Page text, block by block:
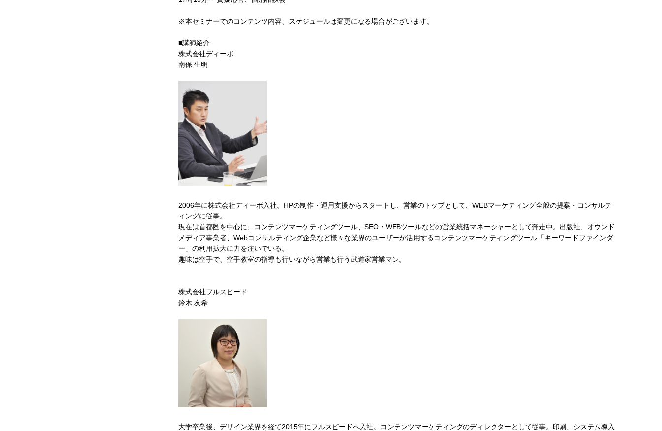
※本セミナーでのコンテンツ内容、スケジュールは変更になる場合がございます。
■講師紹介
株式会社ディーボ
南保 生明
2006年に株式会社ディーボ入社。HPの制作・運用支援からスタートし、営業のトップとして、WEBマーケティング全般の提案・コンサルテ
ィングに従事。
現在は首都圏を中心に、コンテンツマーケティングツール、SEO・WEBツールなどの営業統括マネージャーとして奔走中。出版社、オウンド
メディア事業者、Webコンサルティング企業など様々な業界のユーザーが活用するコンテンツマーケティングツール「キーワードファインダ
ー」の利用拡大に力を注いでいる。
趣味は空手で、空手教室の指導も行いながら営業も行う武道家営業マン。
株式会社フルスピード
鈴木 友希
大学卒業後、デザイン業界を経て2015年にフルスピードへ入社。コンテンツマーケティングのディレクターとして従事。印刷、システム導入